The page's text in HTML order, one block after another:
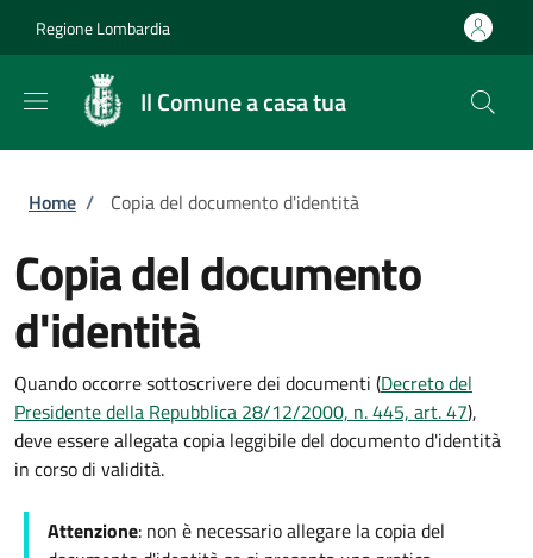
Regione Lombardia
Il Comune a casa tua
Briciole di pane
Home / Copia del documento d'identità
Copia del documento
d'identità
Quando occorre sottoscrivere dei documenti (Decreto del
Presidente della Repubblica 28/12/2000, n. 445, art. 47),
deve essere allegata copia leggibile del documento d'identità
in corso di validità.
Attenzione: non è necessario allegare la copia del